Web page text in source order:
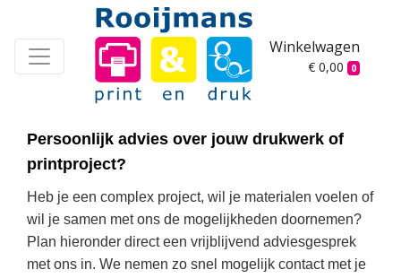
Winkelwagen
€ 0,00 0
Persoonlijk advies over jouw drukwerk of
printproject?
Heb je een complex project, wil je materialen voelen of
wil je samen met ons de mogelijkheden doornemen?
Plan hieronder direct een vrijblijvend adviesgesprek
met ons in. We nemen zo snel mogelijk contact met je